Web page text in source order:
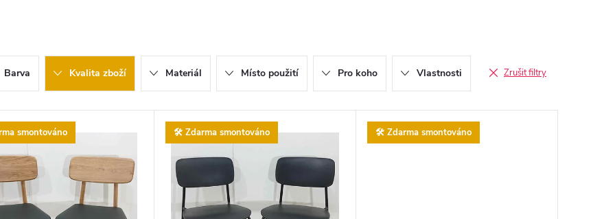
Barva Kvalita zboží Materiál Místo použití Pro koho Vlastnosti Zrušit filtry
smontováno 🛠️ Zdarma smontováno 🛠️ Zdarma smontováno